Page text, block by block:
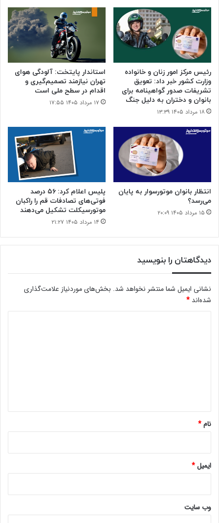
رئیس مرکز امور زنان و خانواده
وزارت کشور خبر داد: تعویق
تشریفات صدور گواهینامه برای
بانوان و دختران به دلیل جنگ
۱۸ مرداد ۱۴۰۵ ۱۳:۳۹
استاندار پایتخت: آلودگی هوای
تهران نیازمند تصمیم‌گیری و
اقدام در سطح ملی است
۱۷ مرداد ۱۴۰۵ ۱۷:۵۵
انتظار بانوان موتورسوار به پایان
می‌رسد؟
۱۵ مرداد ۱۴۰۵ ۲۰:۰۹
پلیس اعلام کرد: ۵۶ درصد
فوتی‌های تصادفات قم را راکبان
موتورسیکلت تشکیل می‌دهند
۱۴ مرداد ۱۴۰۵ ۲۱:۲۷
دیدگاهتان را بنویسید
نشانی ایمیل شما منتشر نخواهد شد. بخش‌های موردنیاز علامت‌گذاری
شده‌اند *
نام*
ایمیل*
وب‌ سایت